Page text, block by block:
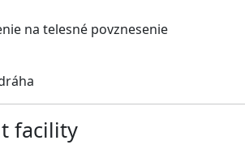
na telesné povznesenie
facility